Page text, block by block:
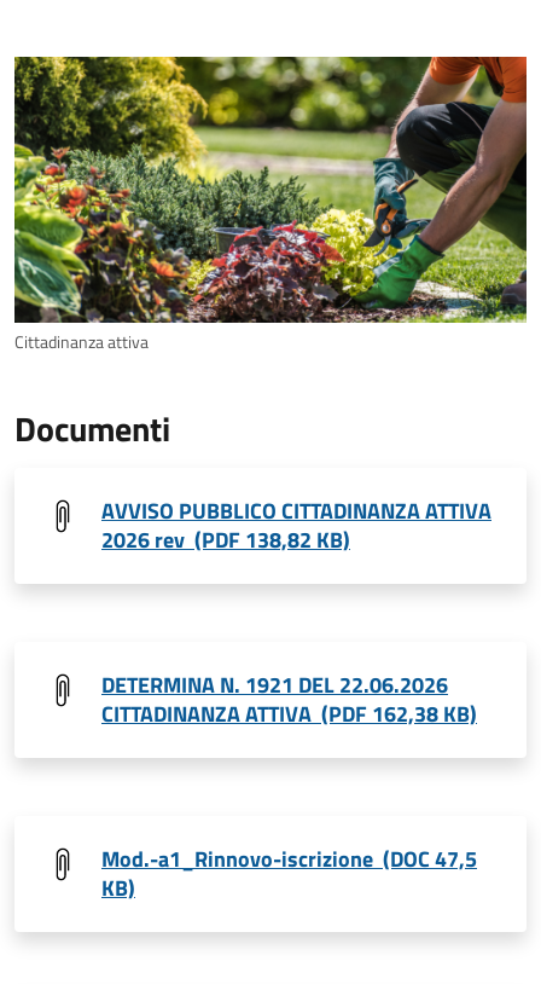
Cittadinanza attiva
Documenti
AVVISO PUBBLICO CITTADINANZA ATTIVA
2026 rev (PDF 138,82 KB)
DETERMINA N. 1921 DEL 22.06.2026
CITTADINANZA ATTIVA (PDF 162,38 KB)
Mod.-a1_Rinnovo-iscrizione (DOC 47,5
KB)